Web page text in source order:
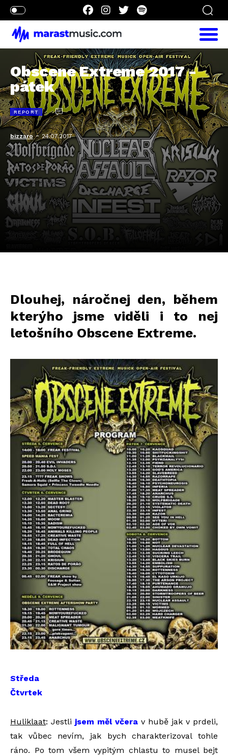
Obscene Extreme 2017 -
pátek
REPORT
bizzaro-24.07.2017
Dlouhej, náročnej den, během
kterýho jsme viděli i to nej
letošního Obscene Extreme.
Středa
Čtvrtek
Huliklaat: Jestli jsem měl včera v hubě jak v prdeli,
tak vůbec nevím, jak bych charakterizoval tohle
ráno. Po tom všem vypitým chlastu to musel bejt